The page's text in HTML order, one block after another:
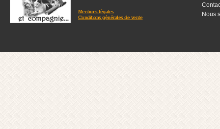
Mentions légales
Conditions générales de vente
Nous